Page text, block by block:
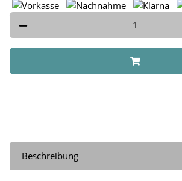
Beschreibung